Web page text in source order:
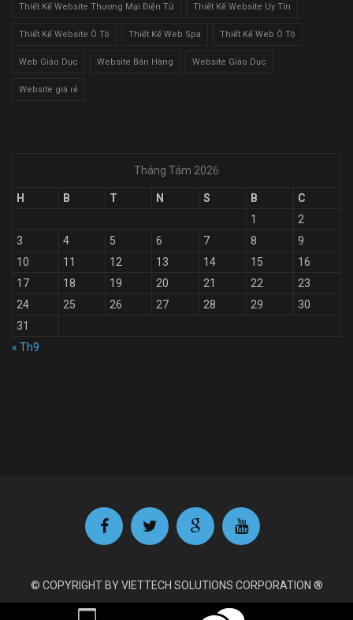
Thiết Kế Website Thương Mại Điện Tử Thiết Kế Website Uy Tín
Thiết Kế Website Ô Tô Thiết Kế Web Spa Thiết Kế Web Ô Tô
Web Giáo Dục Website Bán Hàng Website Giáo Dục
Website giá rẻ
Tháng Tám 2026
H B T N S B
C
1
2
3
4 5 6 7 8
9
10
11 12 13 14 15
16
17
18 19 20 21 22
23
24
25 26 27 28 29
30
31
« Th9
© COPYRIGHT BY VIETTECH SOLUTIONS CORPORATION ®